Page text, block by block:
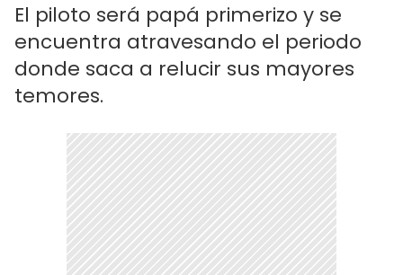
El piloto será papá primerizo y se
encuentra atravesando el periodo
donde saca a relucir sus mayores
temores.